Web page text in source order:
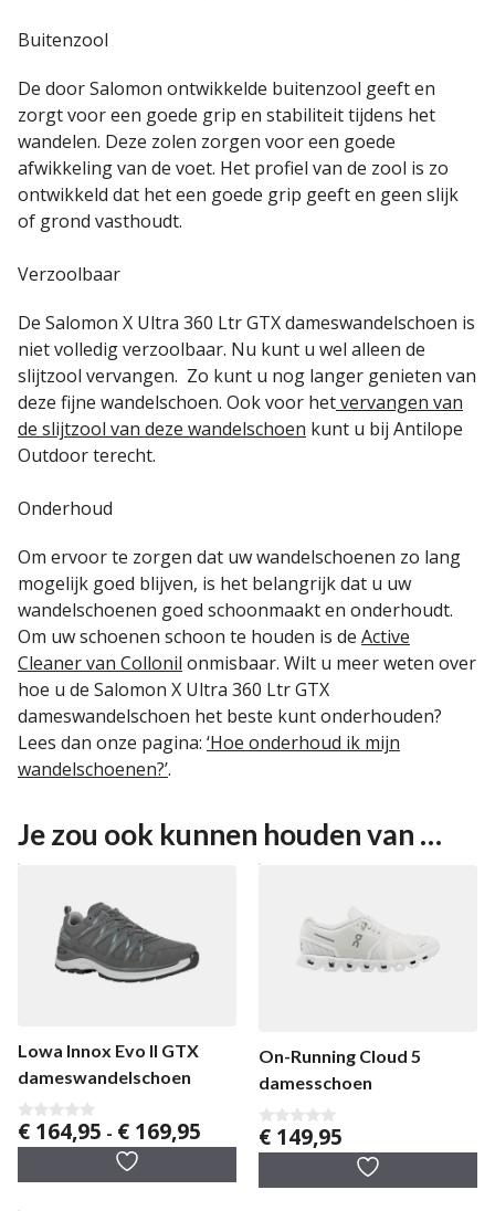
Buitenzool
De door Salomon ontwikkelde buitenzool geeft en
zorgt voor een goede grip en stabiliteit tijdens het
wandelen. Deze zolen zorgen voor een goede
afwikkeling van de voet. Het profiel van de zool is zo
ontwikkeld dat het een goede grip geeft en geen slijk
of grond vasthoudt.
Verzoolbaar
De Salomon X Ultra 360 Ltr GTX dameswandelschoen is
niet volledig verzoolbaar. Nu kunt u wel alleen de
slijtzool vervangen. Zo kunt u nog langer genieten van
deze fijne wandelschoen. Ook voor hetvervangen van
de slijtzool van deze wandelschoen kunt u bij Antilope
Outdoor terecht.
Onderhoud
Om ervoor te zorgen dat uw wandelschoenen zo lang
mogelijk goed blijven, is het belangrijk dat u uw
wandelschoenen goed schoonmaakt en onderhoudt.
Om uw schoenen schoon te houden is de Active
Cleaner van Collonil onmisbaar. Wilt u meer weten over
hoe u de Salomon X Ultra 360 Ltr GTX
dameswandelschoen het beste kunt onderhouden?
Lees dan onze pagina: ‘Hoe onderhoud ik mijn
wandelschoenen?’.
Je zou ook kunnen houden van …
Lowa Innox Evo II GTX
dameswandelschoen
0
v
€ 164,95 - € 169,95 Prijsklasse:
€ 164,95
€ 169,95
On-Running Cloud 5
damesschoen
0
v
€ 149,95